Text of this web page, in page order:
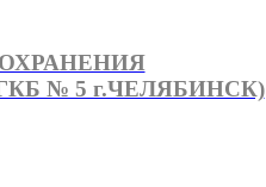
№ 5 г.ЧЕЛЯБИНСК)